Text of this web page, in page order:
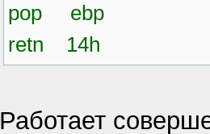
pop ebp
retn 14h
Работает